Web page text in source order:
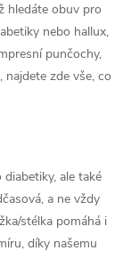
hledáte obuv pro
nebo hallux,
punčochy,
zde vše, co
ale také
a ne vždy
stélka pomáhá i
díky našemu